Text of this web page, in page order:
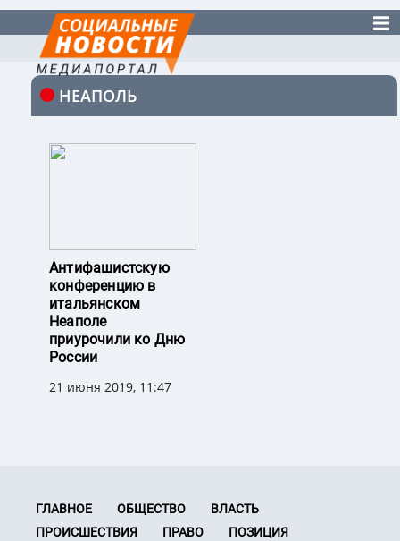
НЕАПОЛЬ
Антифашистскую
конференцию в
итальянском
Неаполе
приурочили ко Дню
России
21 июня 2019, 11:47
ГЛАВНОЕ ОБЩЕСТВО
ВЛАСТЬ
ПРОИСШЕСТВИЯ
ПРАВО ПОЗИЦИЯ